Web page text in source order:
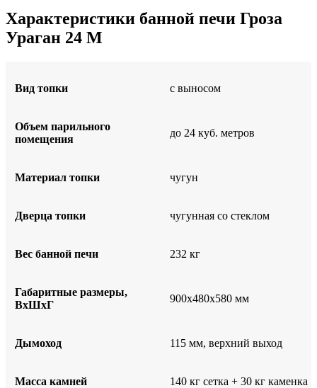
Характеристики банной печи Гроза
Ураган 24 М
Вид топки с выносом
Объем парильного
помещения
до 24 куб. метров
Материал топки чугун
Дверца топки чугунная со стеклом
Вес банной печи 232 кг
Габаритные размеры,
ВxШxГ
900x480x580 мм
Дымоход 115 мм, верхний выход
Масса камней 140 кг сетка + 30 кг каменка